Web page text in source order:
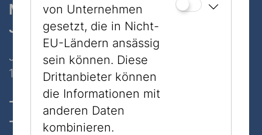
Museum
Judenplatz
Judenplatz 8
1010 Wien
Öffnungszeiten, Tickets & Preise
Kontakt
von Unternehmen
gesetzt, die in Nicht-
EU-Ländern ansässig
sein können. Diese
Drittanbieter können
die Informationen mit
anderen Daten
kombinieren.